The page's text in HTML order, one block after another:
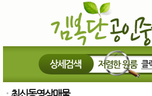
최신동영상매물